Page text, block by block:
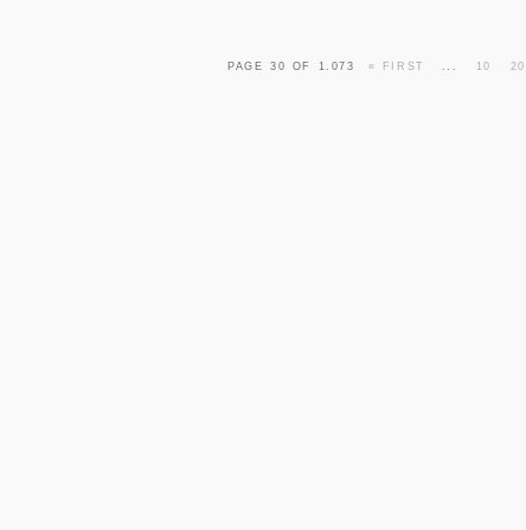
PAGE 30 OF 1.073 « FIRST ... 10 20